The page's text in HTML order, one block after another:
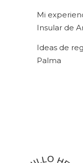
Mi
Insular de
Ideas de
Palma